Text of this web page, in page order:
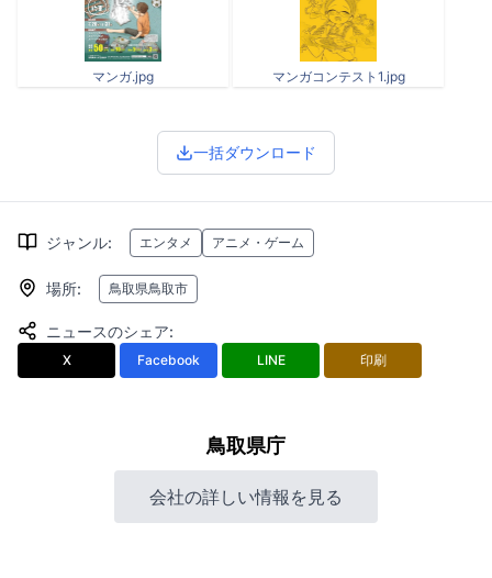
マンガ.jpg マンガコンテスト1.jpg
一括ダウンロード
ジャンル: エンタメ アニメ・ゲーム
場所: 鳥取県鳥取市
ニュースのシェア:
X Facebook LINE 印刷
鳥取県庁
会社の詳しい情報を見る